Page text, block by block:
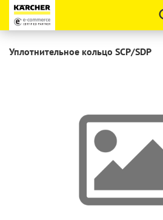
Уплотнительное кольцо SCP/SDP